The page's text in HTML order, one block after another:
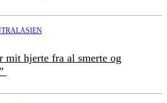
mit hjerte fra al smerte og